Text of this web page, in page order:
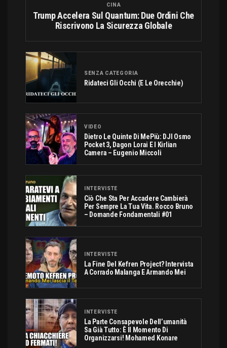
CINA
Trump Accelera Sul Quantum: Due Ordini Che
Riscrivono La Sicurezza Globale
SENZA CATEGORIA
Ridateci Gli Occhi (e Le Orecchie)
VIDEO
Dietro Le Quinte Di MePiù: DJI Osmo
Pocket 3, Dagon Lorai E I Kirlian
Camera – Eugenio Miccoli
INTERVISTE
Ciò Che Sta Per Accadere Cambierà
Per Sempre La Tua Vita. Rocco Bruno
– Domande Fondamentali #01
INTERVISTE
La Fine Del Kefren Project? Intervista
A Corrado Malanga E Armando Mei
INTERVISTE
La Parte Consapevole Dell’umanità
Sa Già Tutto: È Il Momento Di
Organizzarsi! Mohamed Konare